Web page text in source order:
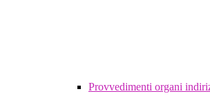
Provvedimenti organi